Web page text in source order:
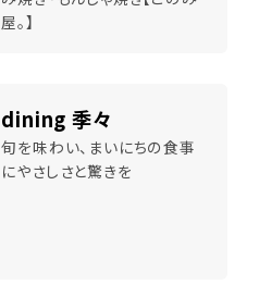
屋。】
dining 季々
旬を味わい、まいにちの食事
にやさしさと驚きを